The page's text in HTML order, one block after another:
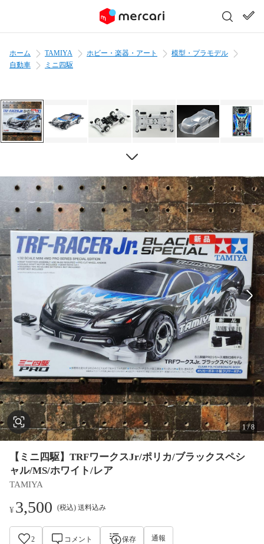
ホーム TAMIYA ホビー・楽器・アート
模型・プラモデル
自動車
ミニ四駆
1/8
【ミニ四駆】TRFワークスJr/ポリカ/ブラックスペシ
ャル/MS/ホワイト/レア
TAMIYA
¥3,500 (税込) 送料込み
2 コメント 保存 通報